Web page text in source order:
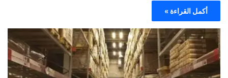
أكمل القراءة »